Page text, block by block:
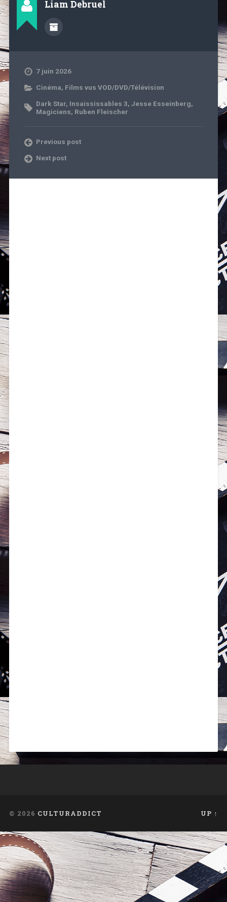
Liam Debruel
7 juin 2026
Cinéma, Films vus VOD/DVD/Télévision
Dark Star, Insaississables 3, Jesse Esseinberg,
Magiciens, Ruben Fleischer
Previous post
Next post
© 2026 CULTURADDICT UP ↑